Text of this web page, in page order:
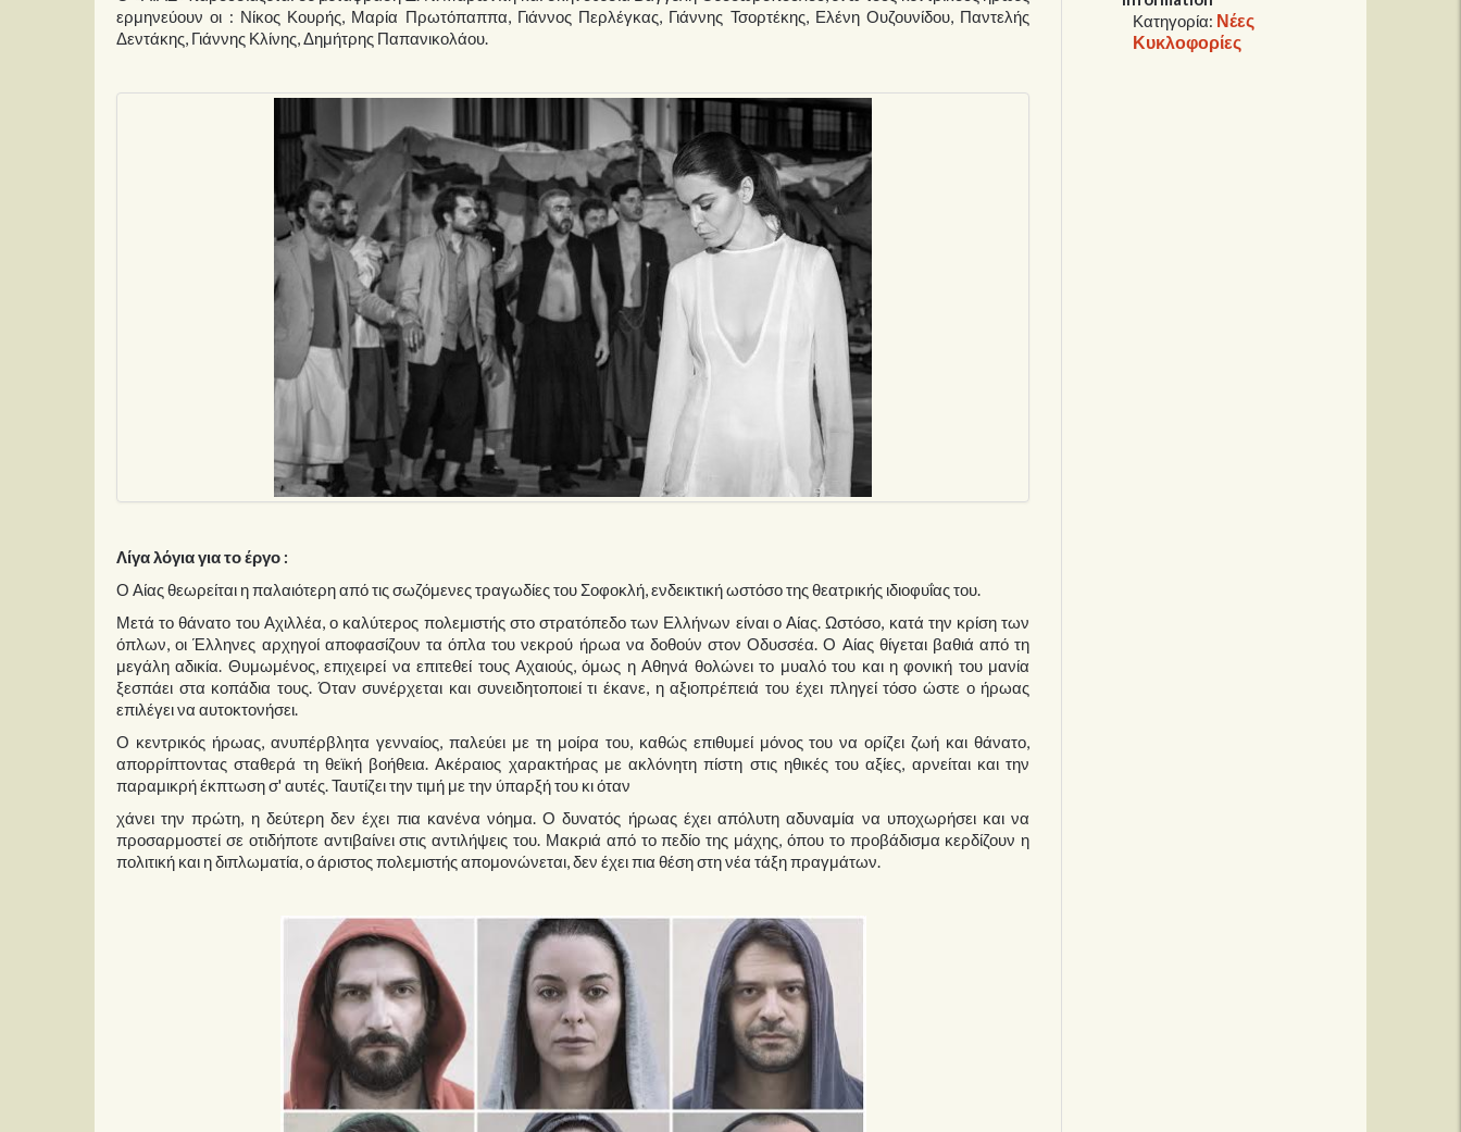
ερμηνεύουν οι : Νίκος Κουρής, Μαρία Πρωτόπαππα, Γιάννος Περλέγκας, Γιάννης Τσορτέκης, Ελένη Ουζουνίδου, Παντελής
Δεντάκης, Γιάννης Κλίνης, Δημήτρης Παπανικολάου.
Λίγα λόγια για το έργο :
Ο Αίας θεωρείται η παλαιότερη από τις σωζόμενες τραγωδίες του Σοφοκλή, ενδεικτική ωστόσο της θεατρικής ιδιοφυΐας του.
Μετά το θάνατο του Αχιλλέα, ο καλύτερος πολεμιστής στο στρατόπεδο των Ελλήνων είναι ο Αίας. Ωστόσο, κατά την κρίση των
όπλων, οι Έλληνες αρχηγοί αποφασίζουν τα όπλα του νεκρού ήρωα να δοθούν στον Οδυσσέα. Ο Αίας θίγεται βαθιά από τη
μεγάλη αδικία. Θυμωμένος, επιχειρεί να επιτεθεί τους Αχαιούς, όμως η Αθηνά θολώνει το μυαλό του και η φονική του μανία
ξεσπάει στα κοπάδια τους. Όταν συνέρχεται και συνειδητοποιεί τι έκανε, η αξιοπρέπειά του έχει πληγεί τόσο ώστε ο ήρωας
επιλέγει να αυτοκτονήσει.
Ο κεντρικός ήρωας, ανυπέρβλητα γενναίος, παλεύει με τη μοίρα του, καθώς επιθυμεί μόνος του να ορίζει ζωή και θάνατο,
απορρίπτοντας σταθερά τη θεϊκή βοήθεια. Ακέραιος χαρακτήρας με ακλόνητη πίστη στις ηθικές του αξίες, αρνείται και την
παραμικρή έκπτωση σ' αυτές. Ταυτίζει την τιμή με την ύπαρξή του κι όταν
χάνει την πρώτη, η δεύτερη δεν έχει πια κανένα νόημα. Ο δυνατός ήρωας έχει απόλυτη αδυναμία να υποχωρήσει και να
προσαρμοστεί σε οτιδήποτε αντιβαίνει στις αντιλήψεις του. Μακριά από το πεδίο της μάχης, όπου το προβάδισμα κερδίζουν η
πολιτική και η διπλωματία, ο άριστος πολεμιστής απομονώνεται, δεν έχει πια θέση στη νέα τάξη πραγμάτων.
Κατηγορία: Νέες
Κυκλοφορίες